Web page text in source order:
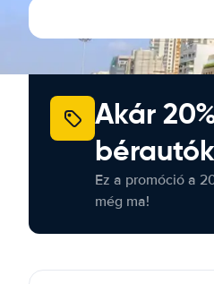
Akár
Ez a promóció a
még ma!